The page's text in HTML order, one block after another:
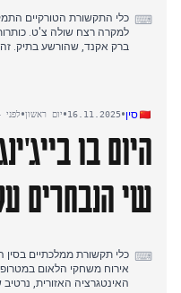
⌨
למקרה רצח שולה צ'ט.
ברק אקנד, שהורשע בתיק. זה
אלה, והבהיר כי אקנד היה
גרצ'ק גונדם). במקביל,
חריפה של סין לפרובוקציות
סין•
16.11.2025
•יום ראשון•לפני 264 ימים
היום בו
שי הנבחרים
⌨
אירוח משחקי הלאום
האינטגרציה האזורית,